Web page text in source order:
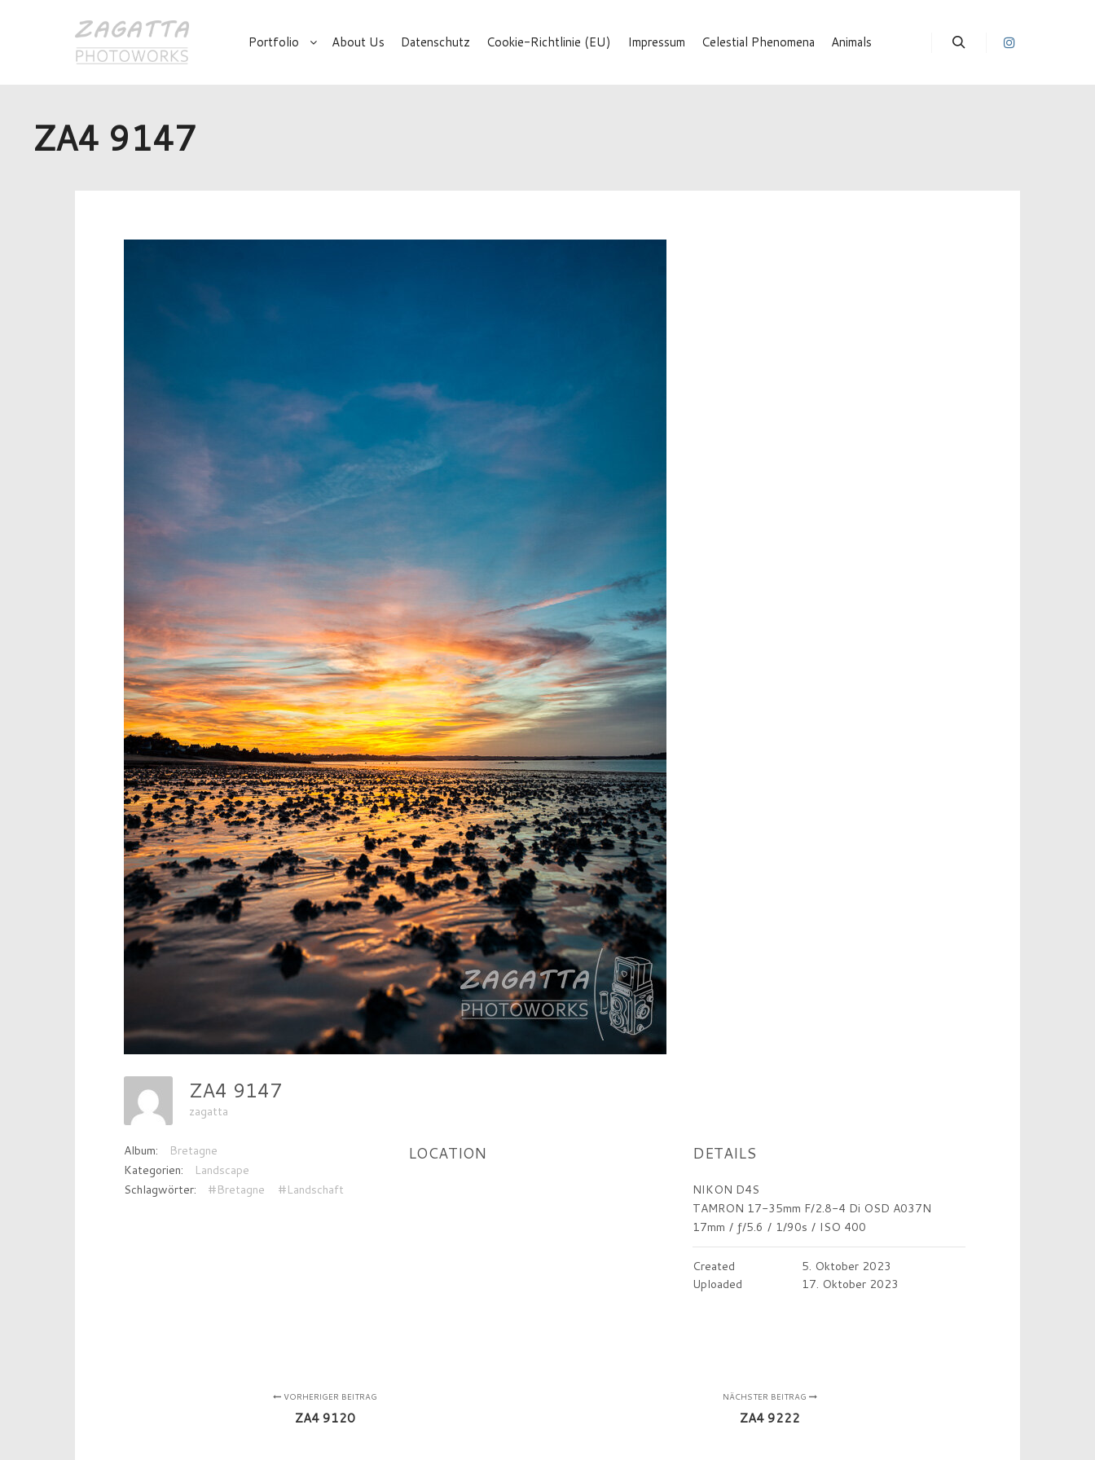
Portfolio About Us Datenschutz Cookie-Richtlinie (EU) Impressum Celestial Phenomena Animals
ZA4 9147
ZA4 9147
zagatta
Album:
Bretagne
Kategorien:
Landscape
Schlagwörter:
#Bretagne #Landschaft
LOCATION DETAILS
NIKON D4S
TAMRON 17-35mm F/2.8-4 Di OSD A037N
17mm / ƒ/5.6 / 1/90s / ISO 400
Created
5. Oktober 2023
Uploaded
17. Oktober 2023
VORHERIGER BEITRAG
ZA4 9120
NÄCHSTER BEITRAG
ZA4 9222